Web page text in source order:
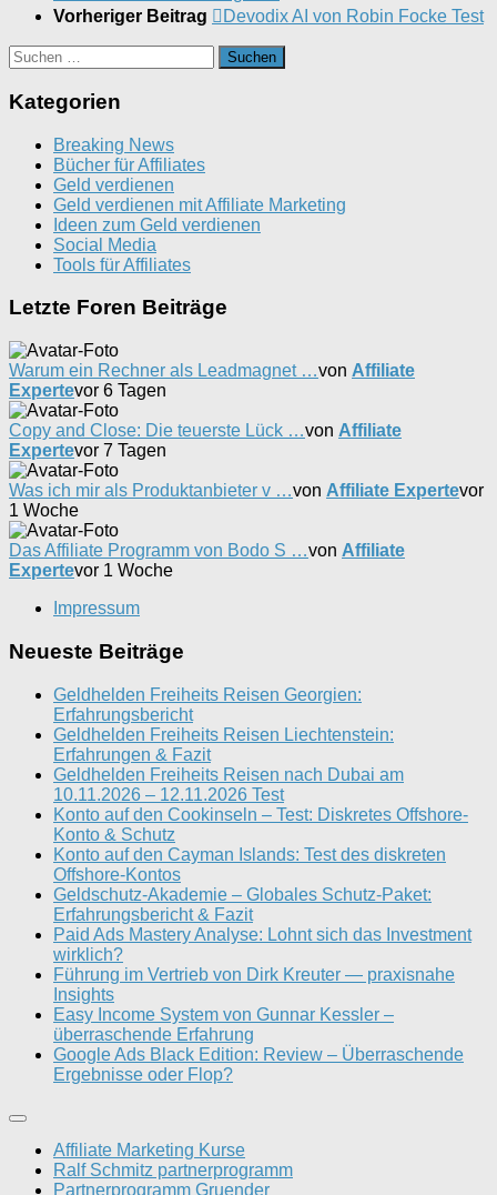
Vorheriger Beitrag
Devodix AI von Robin Focke Test
Suchen
nach:
Kategorien
Breaking News
Bücher für Affiliates
Geld verdienen
Geld verdienen mit Affiliate Marketing
Ideen zum Geld verdienen
Social Media
Tools für Affiliates
Letzte Foren Beiträge
Warum ein Rechner als Leadmagnet …von Affiliate
Expertevor 6 Tagen
Copy and Close: Die teuerste Lück …von Affiliate
Expertevor 7 Tagen
Was ich mir als Produktanbieter v …von Affiliate Expertevor
1 Woche
Das Affiliate Programm von Bodo S …von Affiliate
Expertevor 1 Woche
Impressum
Neueste Beiträge
Geldhelden Freiheits Reisen Georgien:
Erfahrungsbericht
Geldhelden Freiheits Reisen Liechtenstein:
Erfahrungen & Fazit
Geldhelden Freiheits Reisen nach Dubai am
10.11.2026 – 12.11.2026 Test
Konto auf den Cookinseln – Test: Diskretes Offshore-
Konto & Schutz
Konto auf den Cayman Islands: Test des diskreten
Offshore-Kontos
Geldschutz-Akademie – Globales Schutz-Paket:
Erfahrungsbericht & Fazit
Paid Ads Mastery Analyse: Lohnt sich das Investment
wirklich?
Führung im Vertrieb von Dirk Kreuter — praxisnahe
Insights
Easy Income System von Gunnar Kessler –
überraschende Erfahrung
Google Ads Black Edition: Review – Überraschende
Ergebnisse oder Flop?
Affiliate Marketing Kurse
Ralf Schmitz partnerprogramm
Partnerprogramm Gruender